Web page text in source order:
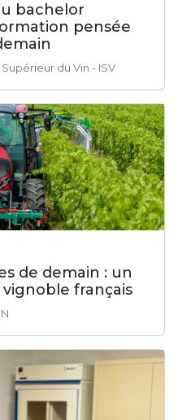
bachelor
pensée
Supérieur du Vin - ISV
de demain : un
français